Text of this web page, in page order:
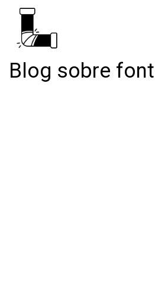
Blog sobre